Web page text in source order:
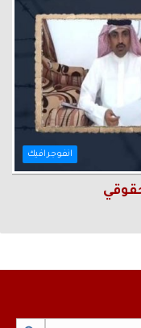
انفوجرافيك
Search Button